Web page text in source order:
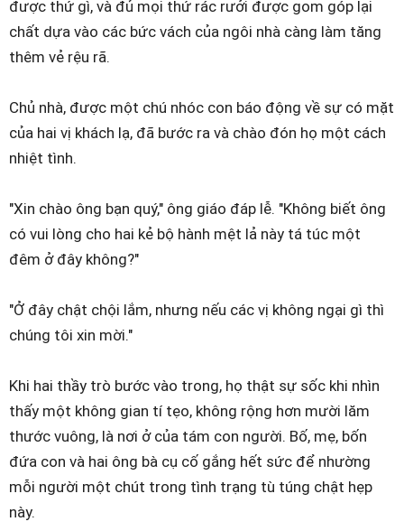
được thứ gì, và đủ mọi thứ rác rưởi được gom góp lại
chất dựa vào các bức vách của ngôi nhà càng làm tăng
thêm vẻ rệu rã.
Chủ nhà, được một chú nhóc con báo động về sự có mặt
của hai vị khách lạ, đã bước ra và chào đón họ một cách
nhiệt tình.
"Xin chào ông bạn quý," ông giáo đáp lễ. "Không biết ông
có vui lòng cho hai kẻ bộ hành mệt lả này tá túc một
đêm ở đây không?"
"Ở đây chật chội lắm, nhưng nếu các vị không ngại gì thì
chúng tôi xin mời."
Khi hai thầy trò bước vào trong, họ thật sự sốc khi nhìn
thấy một không gian tí tẹo, không rộng hơn mười lăm
thước vuông, là nơi ở của tám con người. Bố, mẹ, bốn
đứa con và hai ông bà cụ cố gắng hết sức để nhường
mỗi người một chút trong tình trạng tù túng chật hẹp
này.